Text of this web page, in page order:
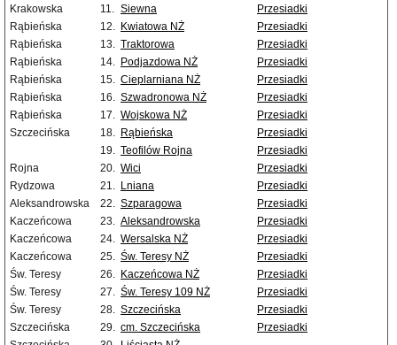
Krakowska
11. Siewna
Przesiadki
Rąbieńska
12. Kwiatowa NŻ
Przesiadki
Rąbieńska
13. Traktorowa
Przesiadki
Rąbieńska
14. Podjazdowa NŻ
Przesiadki
Rąbieńska
15. Cieplarniana NŻ
Przesiadki
Rąbieńska
16. Szwadronowa NŻ
Przesiadki
Rąbieńska
17. Wojskowa NŻ
Przesiadki
Szczecińska
18. Rąbieńska
Przesiadki
19. Teofilów Rojna
Przesiadki
Rojna
20. Wici
Przesiadki
Rydzowa
21. Lniana
Przesiadki
Aleksandrowska
22. Szparagowa
Przesiadki
Kaczeńcowa
23. Aleksandrowska
Przesiadki
Kaczeńcowa
24. Wersalska NŻ
Przesiadki
Kaczeńcowa
25. Św. Teresy NŻ
Przesiadki
Św. Teresy
26. Kaczeńcowa NŻ
Przesiadki
Św. Teresy
27. Św. Teresy 109 NŻ
Przesiadki
Św. Teresy
28. Szczecińska
Przesiadki
Szczecińska
29. cm. Szczecińska
Przesiadki